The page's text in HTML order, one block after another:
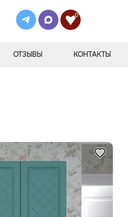
0
ОТЗЫВЫ КОНТАКТЫ